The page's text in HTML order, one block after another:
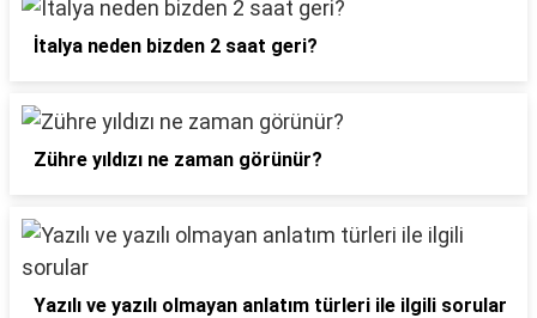
İtalya neden bizden 2 saat geri?
Zühre yıldızı ne zaman görünür?
Yazılı ve yazılı olmayan anlatım türleri ile ilgili sorular